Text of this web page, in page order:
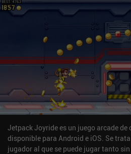
Jetpack Joyride es un juego arcade de
disponible para Android e iOS. Se
jugador al que se puede jugar tanto sin